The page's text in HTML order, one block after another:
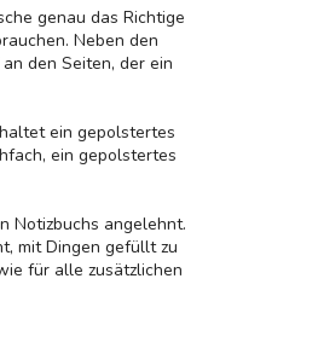
genau das Richtige
Neben den
den Seiten, der ein
ein gepolstertes
ein gepolstertes
Notizbuchs angelehnt.
mit Dingen gefüllt zu
für alle zusätzlichen